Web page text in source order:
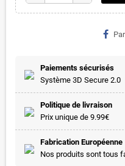
Paiements sécurisés
Système 3D Secure 2.0
Politique de livraison
Prix unique de 9.99€
Fabrication Européenne
Nos produits sont tous